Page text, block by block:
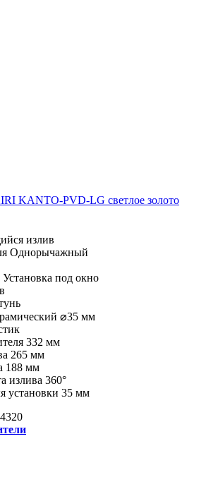
KANTO-PVD-LG светлое золото
излив
Однорычажный
под окно
⌀35 мм
332 мм
265 мм
188 мм
излива 360°
установки 35 мм